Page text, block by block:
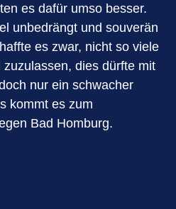
es dafür umso besser.
unbedrängt und souverän
es zwar, nicht so viele
dies dürfte mit
nur ein schwacher
kommt es zum
Bad Homburg.